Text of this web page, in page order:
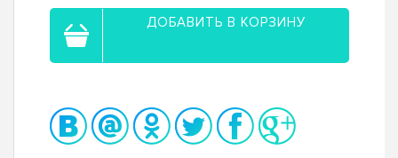
ДОБАВИТЬ В КОРЗИНУ